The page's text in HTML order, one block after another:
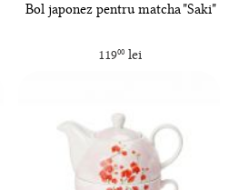
Bol japonez pentru matcha "Saki"
11900 lei